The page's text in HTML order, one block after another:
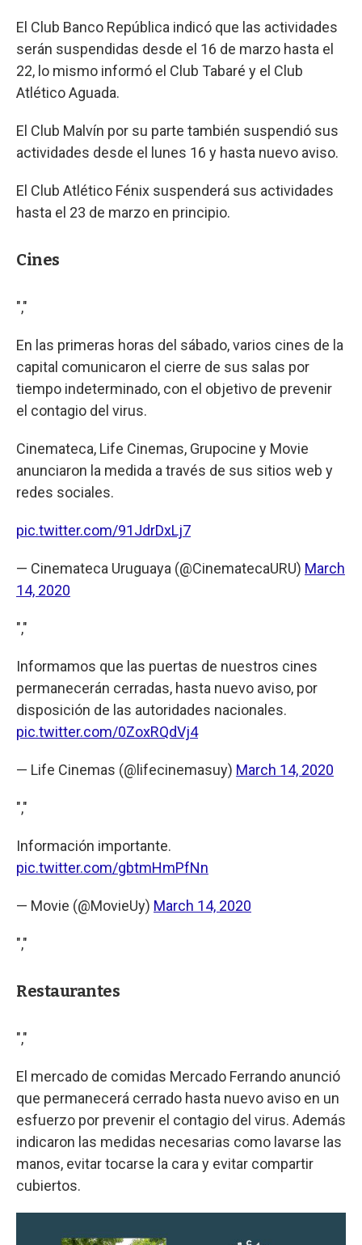
El Club Banco República indicó que las actividades
serán suspendidas desde el 16 de marzo hasta el
22, lo mismo informó el Club Tabaré y el Club
Atlético Aguada.
El Club Malvín por su parte también suspendió sus
actividades desde el lunes 16 y hasta nuevo aviso.
El Club Atlético Fénix suspenderá sus actividades
hasta el 23 de marzo en principio.
Cines
","
En las primeras horas del sábado, varios cines de la
capital comunicaron el cierre de sus salas por
tiempo indeterminado, con el objetivo de prevenir
el contagio del virus.
Cinemateca, Life Cinemas, Grupocine y Movie
anunciaron la medida a través de sus sitios web y
redes sociales.
pic.twitter.com/91JdrDxLj7
— Cinemateca Uruguaya (@CinematecaURU) March
14, 2020
","
Informamos que las puertas de nuestros cines
permanecerán cerradas, hasta nuevo aviso, por
disposición de las autoridades nacionales.
pic.twitter.com/0ZoxRQdVj4
— Life Cinemas (@lifecinemasuy) March 14, 2020
","
Información importante.
pic.twitter.com/gbtmHmPfNn
— Movie (@MovieUy) March 14, 2020
","
Restaurantes
","
El mercado de comidas Mercado Ferrando anunció
que permanecerá cerrado hasta nuevo aviso en un
esfuerzo por prevenir el contagio del virus. Además
indicaron las medidas necesarias como lavarse las
manos, evitar tocarse la cara y evitar compartir
cubiertos.